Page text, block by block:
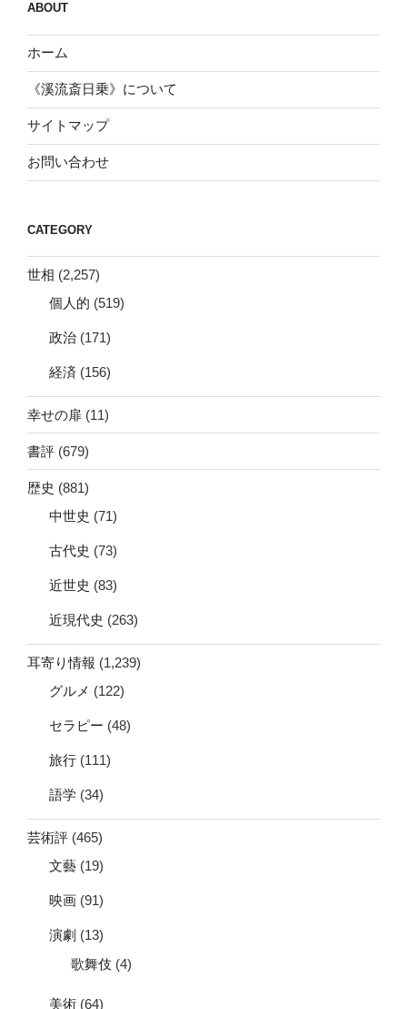
ABOUT
ホーム
《溪流斎日乗》について
サイトマップ
お問い合わせ
CATEGORY
世相 (2,257)
個人的 (519)
政治 (171)
経済 (156)
幸せの扉 (11)
書評 (679)
歴史 (881)
中世史 (71)
古代史 (73)
近世史 (83)
近現代史 (263)
耳寄り情報 (1,239)
グルメ (122)
セラピー (48)
旅行 (111)
語学 (34)
芸術評 (465)
文藝 (19)
映画 (91)
演劇 (13)
歌舞伎 (4)
美術 (64)